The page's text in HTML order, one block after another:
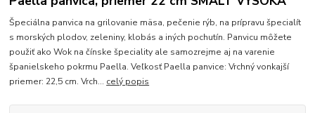
Špeciálna panvica na grilovanie mäsa, pečenie rýb, na prípravu špecialít
s morských plodov, zeleniny, klobás a iných pochutín. Panvicu môžete
použiť ako Wok na čínske špeciality ale samozrejme aj na varenie
španielskeho pokrmu Paella. Veľkosť Paella panvice: Vrchný vonkajší
priemer: 22,5 cm. Vrch... celý popis